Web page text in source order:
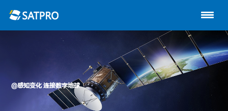
关于星展
动中通系列
@感知变化 连接数字地球